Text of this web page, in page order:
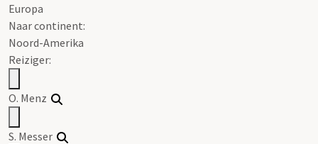
Europa
Naar continent:
Noord-Amerika
Reiziger:
O. Menz
S. Messer